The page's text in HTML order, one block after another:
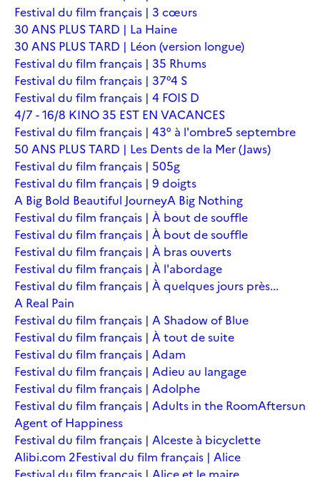
Festival du film français | 3 cœurs
30 ANS PLUS TARD | La Haine
30 ANS PLUS TARD | Léon (version longue)
Festival du film français | 35 Rhums
Festival du film français | 37°4 S
Festival du film français | 4 FOIS D
4/7 - 16/8 KINO 35 EST EN VACANCES
Festival du film français | 43° à l'ombre5 septembre
50 ANS PLUS TARD | Les Dents de la Mer (Jaws)
Festival du film français | 505g
Festival du film français | 9 doigts
A Big Bold Beautiful JourneyA Big Nothing
Festival du film français | À bout de souffle
Festival du film français | À bout de souffle
Festival du film français | À bras ouverts
Festival du film français | À l'abordage
Festival du film français | À quelques jours près...
A Real Pain
Festival du film français | A Shadow of Blue
Festival du film français | À tout de suite
Festival du film français | Adam
Festival du film français | Adieu au langage
Festival du film français | Adolphe
Festival du film français | Adults in the RoomAftersun
Agent of Happiness
Festival du film français | Alceste à bicyclette
Alibi.com 2Festival du film français | Alice